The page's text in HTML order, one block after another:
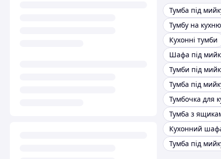
Тумба під
Тумбу на кухню
Кухонні тумби
Шафа під
Тумби під
Тумбочка для